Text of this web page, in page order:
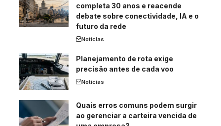
completa 30 anos e reacende
debate sobre conectividade, IA e o
futuro da rede
Notícias
Planejamento de rota exige
precisão antes de cada voo
Notícias
Quais erros comuns podem surgir
ao gerenciar a carteira vencida de